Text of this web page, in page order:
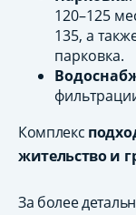
120–125
135, а
парковка.
Комплекс
жительство и
За более